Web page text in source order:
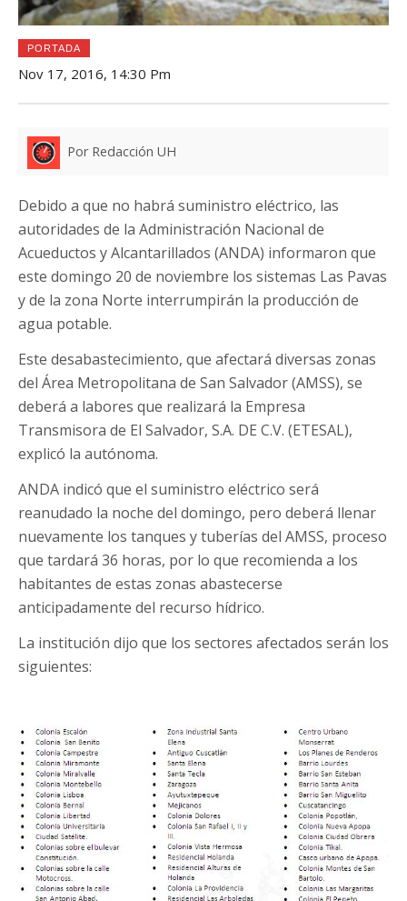
PORTADA
Nov 17, 2016, 14:30 Pm
Por Redacción UH
Debido a que no habrá suministro eléctrico, las
autoridades de la Administración Nacional de
Acueductos y Alcantarillados (ANDA) informaron que
este domingo 20 de noviembre los sistemas Las Pavas
y de la zona Norte interrumpirán la producción de
agua potable.
Este desabastecimiento, que afectará diversas zonas
del Área Metropolitana de San Salvador (AMSS), se
deberá a labores que realizará la Empresa
Transmisora de El Salvador, S.A. DE C.V. (ETESAL),
explicó la autónoma.
ANDA indicó que el suministro eléctrico será
reanudado la noche del domingo, pero deberá llenar
nuevamente los tanques y tuberías del AMSS, proceso
que tardará 36 horas, por lo que recomienda a los
habitantes de estas zonas abastecerse
anticipadamente del recurso hídrico.
La institución dijo que los sectores afectados serán los
siguientes: